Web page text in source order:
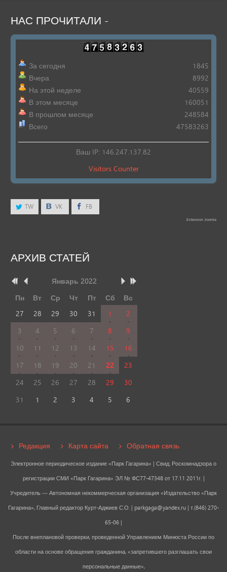
НАС ПРОЧИТАЛИ -
За сегодня
Вчера
На этой неделе
В этом месяце
В прошлом месяце
Всего
1845
8992
40559
160051
248584
47583263
Ваш IP: 146.247.137.82
Visitors Counter
TW VK FB
Extension Joomla
АРХИВ СТАТЕЙ
Январь 2022
Пн
Вт Ср Чт Пт Сб
Вс
27
28 29 30 31 1
2
3
4 5 6 7 8
9
10
11 12 13 14 15
16
17
18 19 20 21 22
23
24
25 26 27 28 29
30
31
1 2 3 4 5 6
Редакция Карта сайта Обратная связь
Электронное периодическое издание «Парк Гагарина» | Свид. Роскомнадзора о
регистрации СМИ «Парк Гагарина» ЭЛ № ФС77-47348 от 17.11 2011г. |
Учредитель — Автономная некоммерческая организация «Издательство «Парк
Гагарина», Главный редактор Курт-Аджиев С.О. | parkgaga@yandex.ru | т.(846) 270-
65-06 |
После внеплановой проверки, проведенной Управлением Минюста России по
области на основе обращения гражданина, «запретившего разглашать свои
персональные данные»,